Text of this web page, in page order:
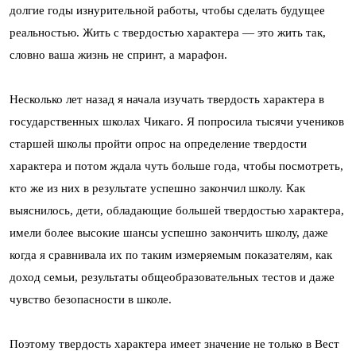
долгие годы изнурительной работы, чтобы сделать будущее
реальностью. Жить с твердостью характера — это жить так,
словно ваша жизнь не спринт, а марафон.
Несколько лет назад я начала изучать твердость характера в
государственных школах Чикаго. Я попросила тысячи учеников
старшей школы пройти опрос на определение твердости
характера и потом ждала чуть больше года, чтобы посмотреть,
кто же из них в результате успешно закончил школу. Как
выяснилось, дети, обладающие большей твердостью характера,
имели более высокие шансы успешно закончить школу, даже
когда я сравнивала их по таким измеряемым показателям, как
доход семьи, результаты общеобразовательных тестов и даже
чувство безопасности в школе.
Поэтому твердость характера имеет значение не только в Вест